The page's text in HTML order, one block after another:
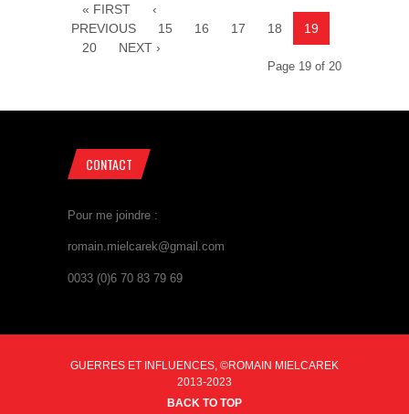
« FIRST
‹
PREVIOUS
15 16 17 18
19
20
NEXT ›
Page 19 of 20
CONTACT
Pour me joindre :
romain.mielcarek@gmail.com
0033 (0)6 70 83 79 69
GUERRES ET INFLUENCES, ©ROMAIN MIELCAREK
2013-2023
BACK TO TOP